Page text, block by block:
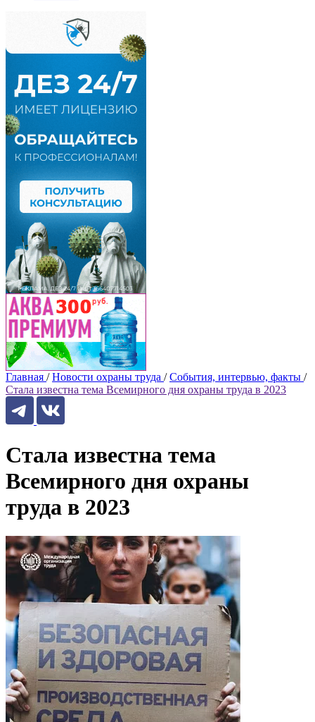
Главная / Новости охраны труда / События, интервью, факты /
Стала известна тема Всемирного дня охраны труда в 2023
Стала известна тема
Всемирного дня охраны
труда в 2023